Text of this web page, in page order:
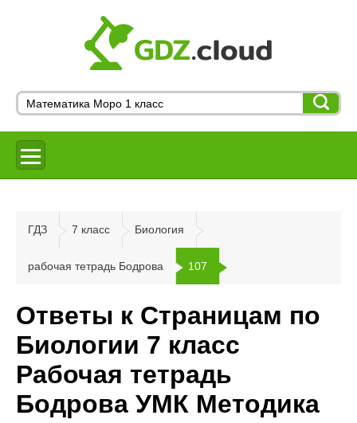
ГДЗ 7 класс Биология
рабочая тетрадь Бодрова 107
Ответы к Страницам по
Биологии 7 класс
Рабочая тетрадь
Бодрова УМК Методика